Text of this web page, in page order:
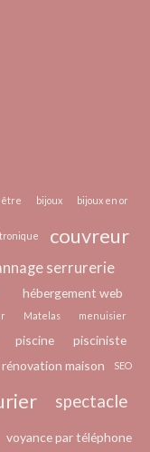
être bijoux bijoux en or
couvreur
serrurerie
hébergement web
Matelas menuisier
piscine pisciniste
rénovation maison SEO
spectacle
voyance par téléphone